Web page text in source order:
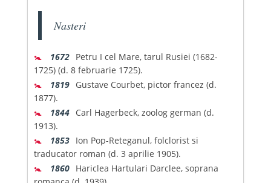
Nasteri
🚼 1672 Petru I cel Mare, tarul Rusiei (1682-
1725) (d. 8 februarie 1725).
🚼 1819 Gustave Courbet, pictor francez (d.
1877).
🚼 1844 Carl Hagerbeck, zoolog german (d.
1913).
🚼 1853 Ion Pop-Reteganul, folclorist si
traducator roman (d. 3 aprilie 1905).
🚼 1860 Hariclea Hartulari Darclee, soprana